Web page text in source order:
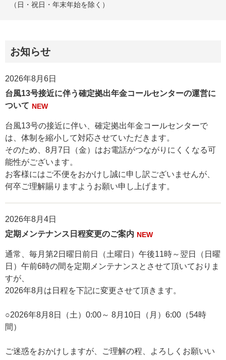
（日・祝日・年末年始を除く）
お知らせ
2026年8月6日
台風13号接近に伴う確定拠出年金コールセンターの運営に
ついて NEW
台風13号の接近に伴い、確定拠出年金コールセンターで
は、体制を縮小して対応させていただきます。
そのため、8月7日（金）はお電話がつながりにくくなる可
能性がございます。
お客様にはご不便をおかけし誠に申し訳ございませんが、
何卒ご理解賜りますようお願い申し上げます。
2026年8月4日
定期メンテナンス日程変更のご案内 NEW
通常、毎月第2日曜日前日（土曜日）午後11時～翌日（日曜
日）午前6時の間を定期メンテナンスとさせて頂いておりま
すが、
2026年8月は日程を下記に変更させて頂きます。
○2026年8月8日（土）0:00～ 8月10日（月）6:00（54時
間）
ご迷惑をおかけしますが、ご理解の程、よろしくお願いい